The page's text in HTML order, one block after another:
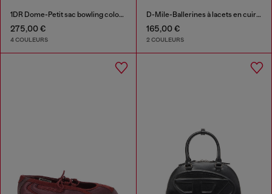
1DR Dome-Petit sac bowling color-block
275,00 €
4 COULEURS
D-Mile-Ballerines à lacets en cuir et mesh
165,00 €
2 COULEURS